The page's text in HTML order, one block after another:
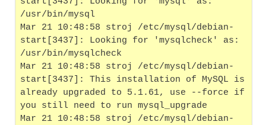
/usr/bin/mysql
Mar 21 10:48:58 stroj /etc/mysql/debian-
start[3437]: Looking for 'mysqlcheck' as:
/usr/bin/mysqlcheck
Mar 21 10:48:58 stroj /etc/mysql/debian-
start[3437]: This installation of MySQL is
already upgraded to 5.1.61, use --force if
you still need to run mysql_upgrade
Mar 21 10:48:58 stroj /etc/mysql/debian-